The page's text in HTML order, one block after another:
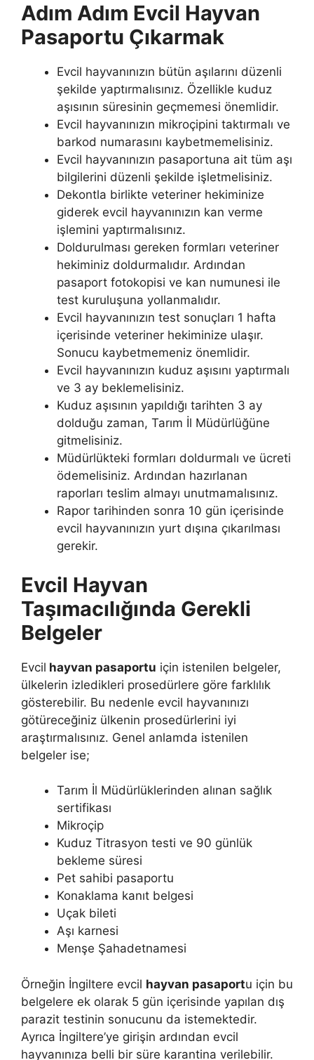
Adım Adım Evcil Hayvan
Pasaportu Çıkarmak
Evcil hayvanınızın bütün aşılarını düzenli
şekilde yaptırmalısınız. Özellikle kuduz
aşısının süresinin geçmemesi önemlidir.
Evcil hayvanınızın mikroçipini taktırmalı ve
barkod numarasını kaybetmemelisiniz.
Evcil hayvanınızın pasaportuna ait tüm aşı
bilgilerini düzenli şekilde işletmelisiniz.
Dekontla birlikte veteriner hekiminize
giderek evcil hayvanınızın kan verme
işlemini yaptırmalısınız.
Doldurulması gereken formları veteriner
hekiminiz doldurmalıdır. Ardından
pasaport fotokopisi ve kan numunesi ile
test kuruluşuna yollanmalıdır.
Evcil hayvanınızın test sonuçları 1 hafta
içerisinde veteriner hekiminize ulaşır.
Sonucu kaybetmemeniz önemlidir.
Evcil hayvanınızın kuduz aşısını yaptırmalı
ve 3 ay beklemelisiniz.
Kuduz aşısının yapıldığı tarihten 3 ay
dolduğu zaman, Tarım İl Müdürlüğüne
gitmelisiniz.
Müdürlükteki formları doldurmalı ve ücreti
ödemelisiniz. Ardından hazırlanan
raporları teslim almayı unutmamalısınız.
Rapor tarihinden sonra 10 gün içerisinde
evcil hayvanınızın yurt dışına çıkarılması
gerekir.
Evcil Hayvan
Taşımacılığında Gerekli
Belgeler
Evcil hayvan pasaportu için istenilen belgeler,
ülkelerin izledikleri prosedürlere göre farklılık
gösterebilir. Bu nedenle evcil hayvanınızı
götüreceğiniz ülkenin prosedürlerini iyi
araştırmalısınız. Genel anlamda istenilen
belgeler ise;
Tarım İl Müdürlüklerinden alınan sağlık
sertifikası
Mikroçip
Kuduz Titrasyon testi ve 90 günlük
bekleme süresi
Pet sahibi pasaportu
Konaklama kanıt belgesi
Uçak bileti
Aşı karnesi
Menşe Şahadetnamesi
Örneğin İngiltere evcil hayvan pasaportu için bu
belgelere ek olarak 5 gün içerisinde yapılan dış
parazit testinin sonucunu da istemektedir.
Ayrıca İngiltere’ye girişin ardından evcil
hayvanınıza belli bir süre karantina verilebilir.